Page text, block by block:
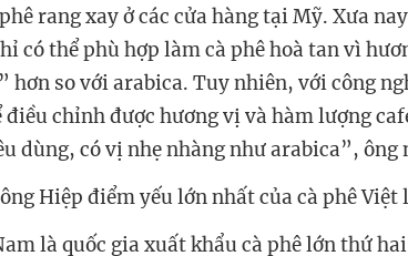
rang xay ở các cửa hàng tại Mỹ. Xưa
có thể phù hợp làm cà phê hoà tan vì
hơn so với arabica. Tuy nhiên, với công
điều chỉnh được hương vị và hàm lượng
dùng, có vị nhẹ nhàng như arabica”, ông
Hiệp điểm yếu lớn nhất của cà phê Việt
là quốc gia xuất khẩu cà phê lớn thứ